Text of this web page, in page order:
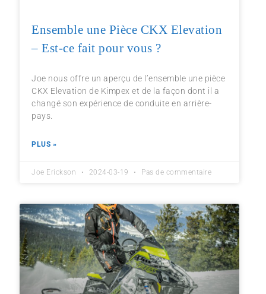
Ensemble une Pièce CKX Elevation
– Est-ce fait pour vous ?
Joe nous offre un aperçu de l’ensemble une pièce
CKX Elevation de Kimpex et de la façon dont il a
changé son expérience de conduite en arrière-
pays.
PLUS »
Joe Erickson 2024-03-19 Pas de commentaire